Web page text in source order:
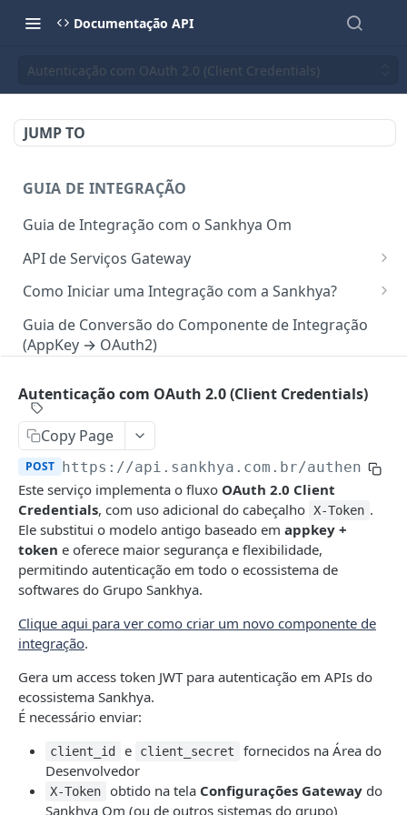
Documentação API
Autenticação com OAuth 2.0 (Client Credentials)
JUMP TO
GUIA DE INTEGRAÇÃO
Guia de Integração com o Sankhya Om
API de Serviços Gateway
Camada de autorização para API
Requisições via Gateway
Mapeamento de serviços
Boas Práticas para Integração
Códigos de Retorno da API
FAQ
Como Iniciar uma Integração com a Sankhya?
Concedendo Acesso a Área do Desenvolvedor para
Colaboradores
Guia de Conversão do Componente de Integração
(AppKey → OAuth2)
API SANKHYA
Autenticação
Autenticação com usuário e senha (fluxo
legado/descontinuado)
POST
Autenticação com OAuth 2.0 (Client
Credentials)
Cadastros Básicos
Lista de Naturezas
Lista de Centros de Resultado GET
Natureza Específica
Lista de Tipos de Operação
Lista de Projetos
Projeto Específico
Retornar lista de clientes
GET
Incluir cliente
Incluir contatos para o cliente
Atualizar contato do cliente
Estoque
Obter dados de estoque de um produto
Obter dados de estoque de vários produtos
Local de Estoque específico
Financeiros Cadastros
Lista de Tipos de Pagamentos
Lista de Moedas
Moeda Específica
Financeiros Movimentos
Registrar Receitas
Atualizar Receitas
Fiscal
Importar Nota Fiscal de Serviço
Calcular Impostos em Vendas
HCM Cadastros
Lista de Cargos
HCM Funcionários
Autenticação com OAuth 2.0 (Client Credentials)
Copy Page
POST https://api.sankhya.com.br/
Este serviço implementa o fluxo OAuth 2.0 Client
Credentials, com uso adicional do cabeçalho X-Token .
Ele substitui o modelo antigo baseado em appkey +
token e oferece maior segurança e flexibilidade,
permitindo autenticação em todo o ecossistema de
softwares do Grupo Sankhya.
Clique aqui para ver como criar um novo componente de
integração.
Gera um access token JWT para autenticação em APIs do
ecossistema Sankhya.
É necessário enviar:
client_id e client_secret
fornecidos na Área do
Desenvolvedor
X-Token obtido na tela Configurações Gatewaydo
Sankhya Om (ou de outros sistemas do grupo)